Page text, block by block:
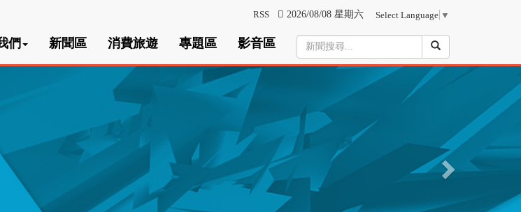
RSS 2026/08/08 星期六 Select Language ▼
們 新聞區 消費旅遊 專題區 影音區